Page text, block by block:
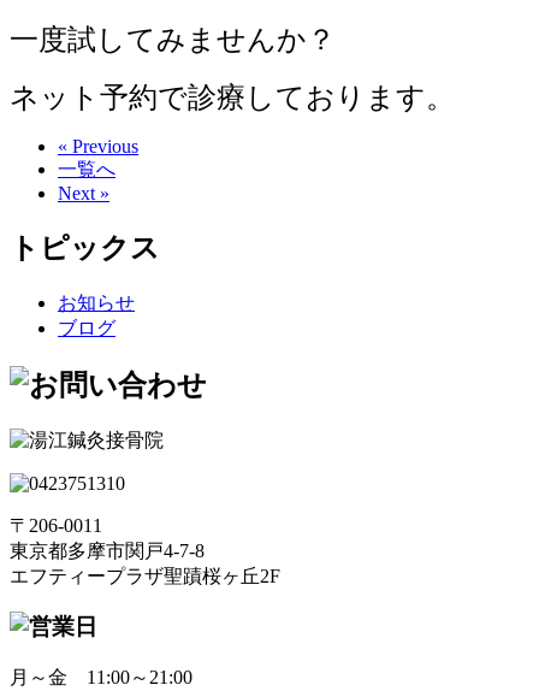
一度試してみませんか？
ネット予約で診療しております。
« Previous
一覧へ
Next »
トピックス
お知らせ
ブログ
〒206-0011
東京都多摩市関戸4-7-8
エフティープラザ聖蹟桜ヶ丘2F
月～金 11:00～21:00